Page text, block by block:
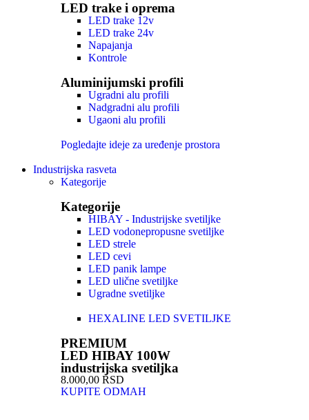
LED trake i oprema
LED trake 12v
LED trake 24v
Napajanja
Kontrole
Aluminijumski profili
Ugradni alu profili
Nadgradni alu profili
Ugaoni alu profili
Pogledajte ideje za uređenje prostora
Industrijska rasveta
Kategorije
Kategorije
HIBAY - Industrijske svetiljke
LED vodonepropusne svetiljke
LED strele
LED cevi
LED panik lampe
LED ulične svetiljke
Ugradne svetiljke
HEXALINE LED SVETILJKE
PREMIUM
LED HIBAY 100W
industrijska svetiljka
8.000,00 RSD
KUPITE ODMAH